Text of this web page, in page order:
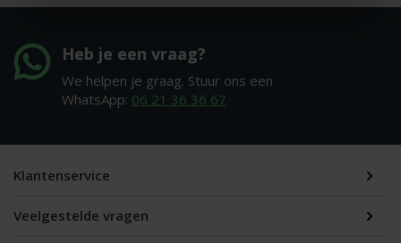
Heb je een vraag?
We helpen je graag. Stuur ons een
WhatsApp: 06 21 36 36 67
Klantenservice
Veelgestelde vragen